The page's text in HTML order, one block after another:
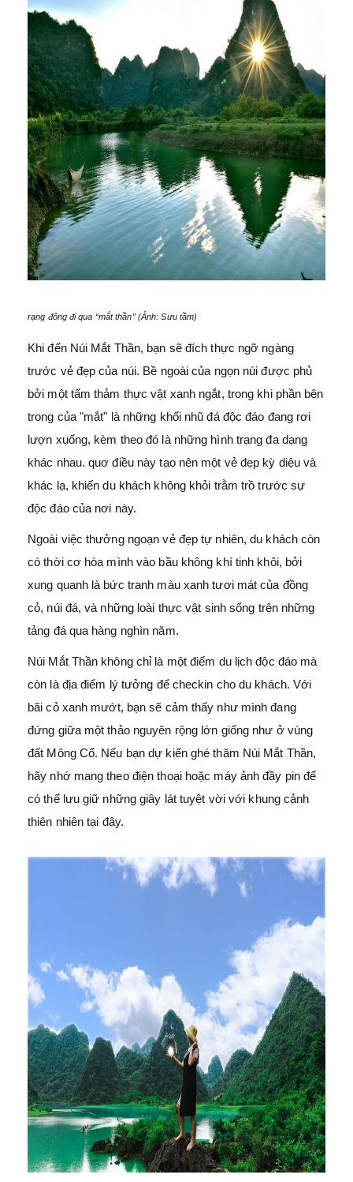
rạng đông đi qua “mắt thần” (Ảnh: Sưu tầm)
Khi đến Núi Mắt Thần, bạn sẽ đích thực ngỡ ngàng
trước vẻ đẹp của núi. Bề ngoài của ngọn núi được phủ
bởi một tấm thảm thực vật xanh ngắt, trong khi phần bên
trong của "mắt" là những khối nhũ đá độc đáo đang rơi
lượn xuống, kèm theo đó là những hình trạng đa dạng
khác nhau. quơ điều này tạo nên một vẻ đẹp kỳ diệu và
khác lạ, khiến du khách không khỏi trằm trồ trước sự
độc đáo của nơi này.
Ngoài việc thưởng ngoạn vẻ đẹp tự nhiên, du khách còn
có thời cơ hòa mình vào bầu không khí tinh khôi, bởi
xung quanh là bức tranh màu xanh tươi mát của đồng
cỏ, núi đá, và những loài thực vật sinh sống trên những
tảng đá qua hàng nghìn năm.
Núi Mắt Thần không chỉ là một điểm du lịch độc đáo mà
còn là địa điểm lý tưởng để checkin cho du khách. Với
bãi cỏ xanh mướt, bạn sẽ cảm thấy như mình đang
đứng giữa một thảo nguyên rộng lớn giống như ở vùng
đất Mông Cổ. Nếu bạn dự kiến ghé thăm Núi Mắt Thần,
hãy nhớ mang theo điện thoại hoặc máy ảnh đầy pin để
có thể lưu giữ những giây lát tuyệt vời với khung cảnh
thiên nhiên tại đây.